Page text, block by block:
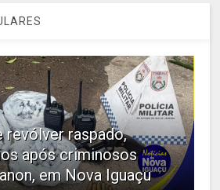
revólver raspado,
após criminosos
em Nova Iguaçu